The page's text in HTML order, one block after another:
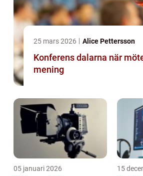
25 mars 2026 Alice Pettersson
Konferens dalarna när mötet får extra
mening
05 januari 2026 15